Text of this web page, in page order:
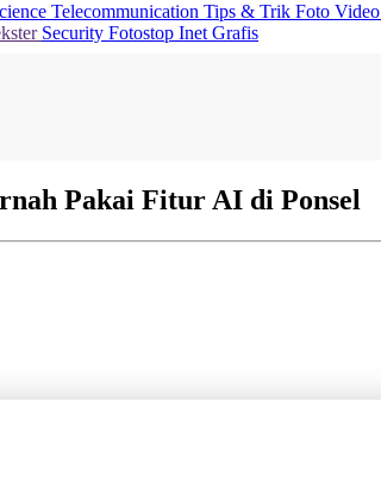
Telecommunication Tips & Trik Foto Video
Security Fotostop Inet Grafis
Pakai Fitur AI di Ponsel